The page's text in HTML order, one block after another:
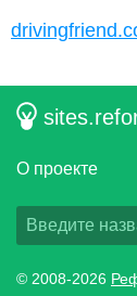
О проекте
© 2008-2026